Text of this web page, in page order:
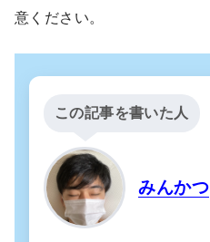
意ください。
この記事を書いた人
みんかつ